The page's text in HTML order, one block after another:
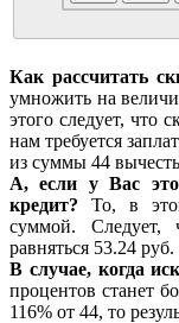
Как рассчитать
умножить на
этого следует, что
нам требуется
из суммы 44
А, если у Вас
кредит? То, в
суммой. Следует,
равняться 53.24 руб.
В случае, когда
процентов станет
116% от 44, то